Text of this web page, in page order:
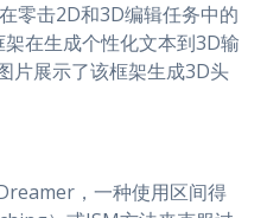
零击2D和3D编辑任务中的
在生成个性化文本到3D输
片展示了该框架生成3D头
，一种使用区间得